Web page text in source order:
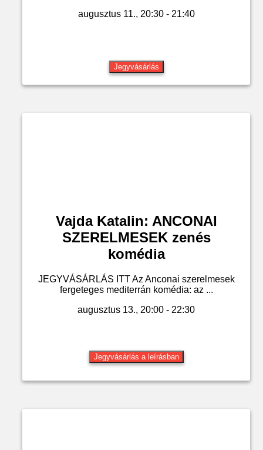
augusztus 11., 20:30 - 21:40
Jegyvásárlás
Vajda Katalin: ANCONAI
SZERELMESEK zenés
komédia
JEGYVÁSÁRLÁS ITT Az Anconai szerelmesek
fergeteges mediterrán komédia: az ...
augusztus 13., 20:00 - 22:30
Jegyvásárlás a leírásban